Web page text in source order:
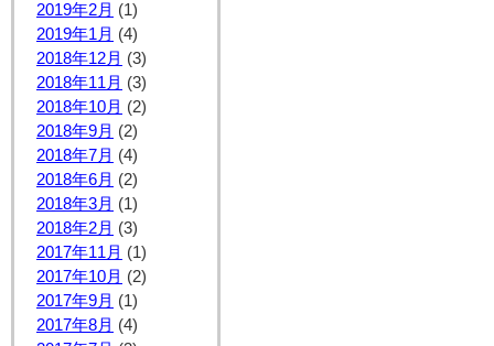
2019年2月 (1)
2019年1月 (4)
2018年12月 (3)
2018年11月 (3)
2018年10月 (2)
2018年9月 (2)
2018年7月 (4)
2018年6月 (2)
2018年3月 (1)
2018年2月 (3)
2017年11月 (1)
2017年10月 (2)
2017年9月 (1)
2017年8月 (4)